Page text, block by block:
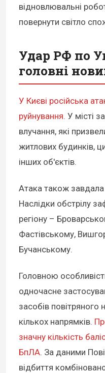
відновлювальні
повернути світло
Удар РФ по
головні
У Києві російська
руйнування. У місті
влучання, які
житлових будинків,
інших об'єктів.
Атака також завдала
Наслідки обстрілу
регіону –
Фастівському,
Бучанському.
Головною
одночасне
засобів повітряного
кількох напрямків.
значну кількість
БпЛА. За даними
відбиття